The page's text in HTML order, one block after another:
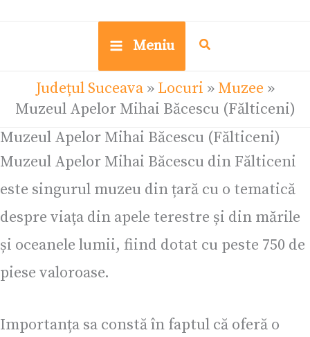
Meniu
Județul Suceava» Locuri » Muzee »
Muzeul Apelor Mihai Băcescu (Fălticeni)
Muzeul Apelor Mihai Băcescu (Fălticeni)
Muzeul Apelor Mihai Băcescu din Fălticeni
este singurul muzeu din țară cu o tematică
despre viața din apele terestre și din mările
și oceanele lumii, fiind dotat cu peste 750 de
piese valoroase.
Importanța sa constă în faptul că oferă o